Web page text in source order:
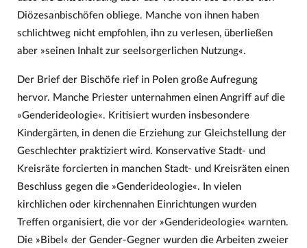
Diözesanbischöfen obliege. Manche von ihnen haben
schlichtweg nicht empfohlen, ihn zu verlesen, überließen
aber »seinen Inhalt zur seelsorgerlichen Nutzung«.
Der Brief der Bischöfe rief in Polen große Aufregung
hervor. Manche Priester unternahmen einen Angriff auf die
»Genderideologie«. Kritisiert wurden insbesondere
Kindergärten, in denen die Erziehung zur Gleichstellung der
Geschlechter praktiziert wird. Konservative Stadt- und
Kreisräte forcierten in manchen Stadt- und Kreisräten einen
Beschluss gegen die »Genderideologie«. In vielen
kirchlichen oder kirchennahen Einrichtungen wurden
Treffen organisiert, die vor der »Genderideologie« warnten.
Die »Bibel« der Gender-Gegner wurden die Arbeiten zweier